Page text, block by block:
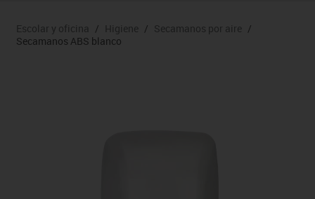
Escolar y oficina / Higiene / Secamanos por aire /
Secamanos ABS blanco